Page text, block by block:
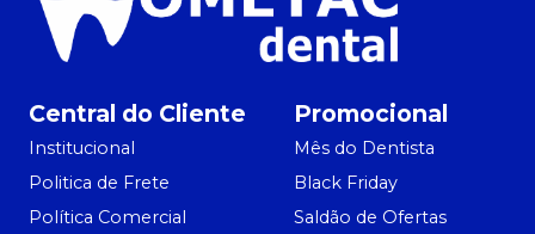
Central do Cliente
Institucional
Politica de Frete
Política Comercial
Promocional
Mês do Dentista
Black Friday
Saldão de Ofertas